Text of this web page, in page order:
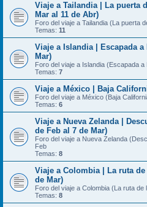
Viaje a Tailandia | La puerta
Mar al 11 de Abr)
Foro del viaje a Tailandia (La puerta
Temas: 11
Viaje a Islandia | Escapada
Mar)
Foro del viaje a Islandia (Escapada
Temas: 7
Viaje a México | Baja
Foro del viaje a México (Baja
Temas: 6
Viaje a Nueva Zelanda |
de Feb al 7 de Mar)
Foro del viaje a Nueva Zelanda
Feb
Temas: 8
Viaje a Colombia | La ruta
de Mar)
Foro del viaje a Colombia (La ruta
Temas: 8